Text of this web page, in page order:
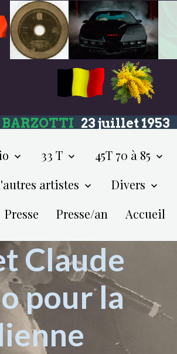
23 juillet 1953
33 T 45T 70 à 85
artistes Divers
Presse
Presse/an Accueil
Claude
pour la